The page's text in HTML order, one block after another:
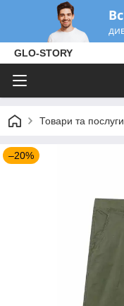
GLO-STORY
Товари та послуги
–20%